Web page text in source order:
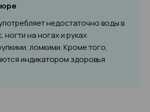
недостаточно воды в
ногти на ногах и руках
ломкими. Кроме того,
индикатором здоровья